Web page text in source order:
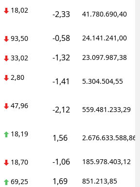
18,02 -2,33 41.780.690,40
93,50 -0,58 24.141.241,00
33,02 -1,32 23.097.987,38
2,80 -1,41 5.304.504,55
47,96 -2,12 559.481.233,29
18,19 1,56 2.676.633.588,86
18,70 -1,06 185.978.403,12
69,25 1,69 851.213,85